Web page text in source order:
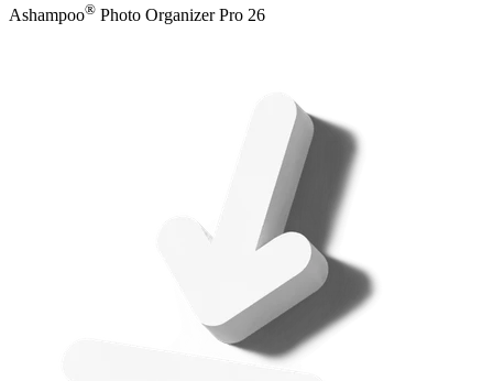
Ashampoo® Photo Organizer Pro 26